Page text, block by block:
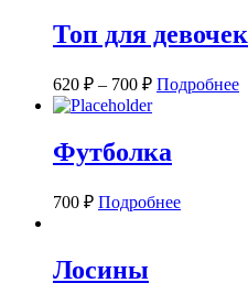
Топ для девочек
620 ₽ – 700 ₽ Подробнее
Футболка
700 ₽ Подробнее
Лосины